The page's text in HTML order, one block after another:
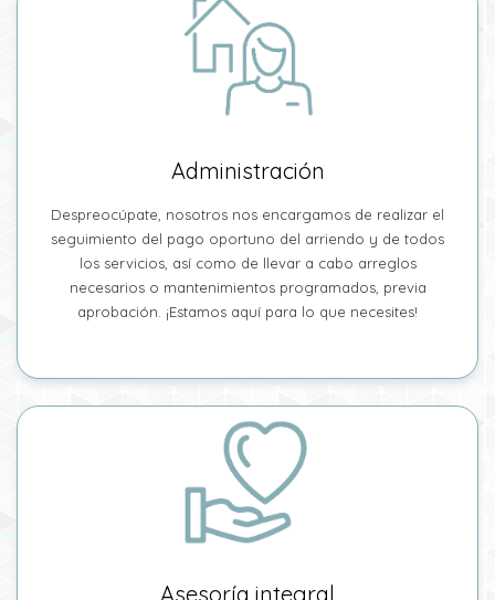
Administración
Despreocúpate, nosotros nos encargamos de realizar el
seguimiento del pago oportuno del arriendo y de todos
los servicios, así como de llevar a cabo arreglos
necesarios o mantenimientos programados, previa
aprobación. ¡Estamos aquí para lo que necesites!
Asesoría integral